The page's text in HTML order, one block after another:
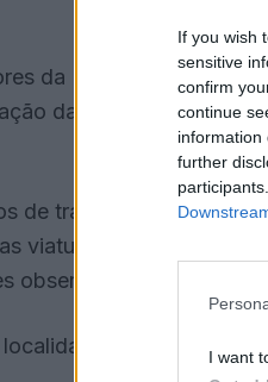
If you wish
sensitive
confirm
continue
information
further
I want
da Polícia Judiciária
daquela polícia em
de transporte de
viaturas em que eram
observaram.
daquele